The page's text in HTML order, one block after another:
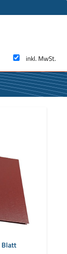
inkl. MwSt.
Blatt